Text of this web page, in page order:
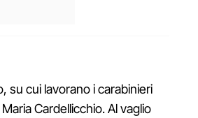
su cui lavorano i carabinieri
Cardellicchio. Al vaglio